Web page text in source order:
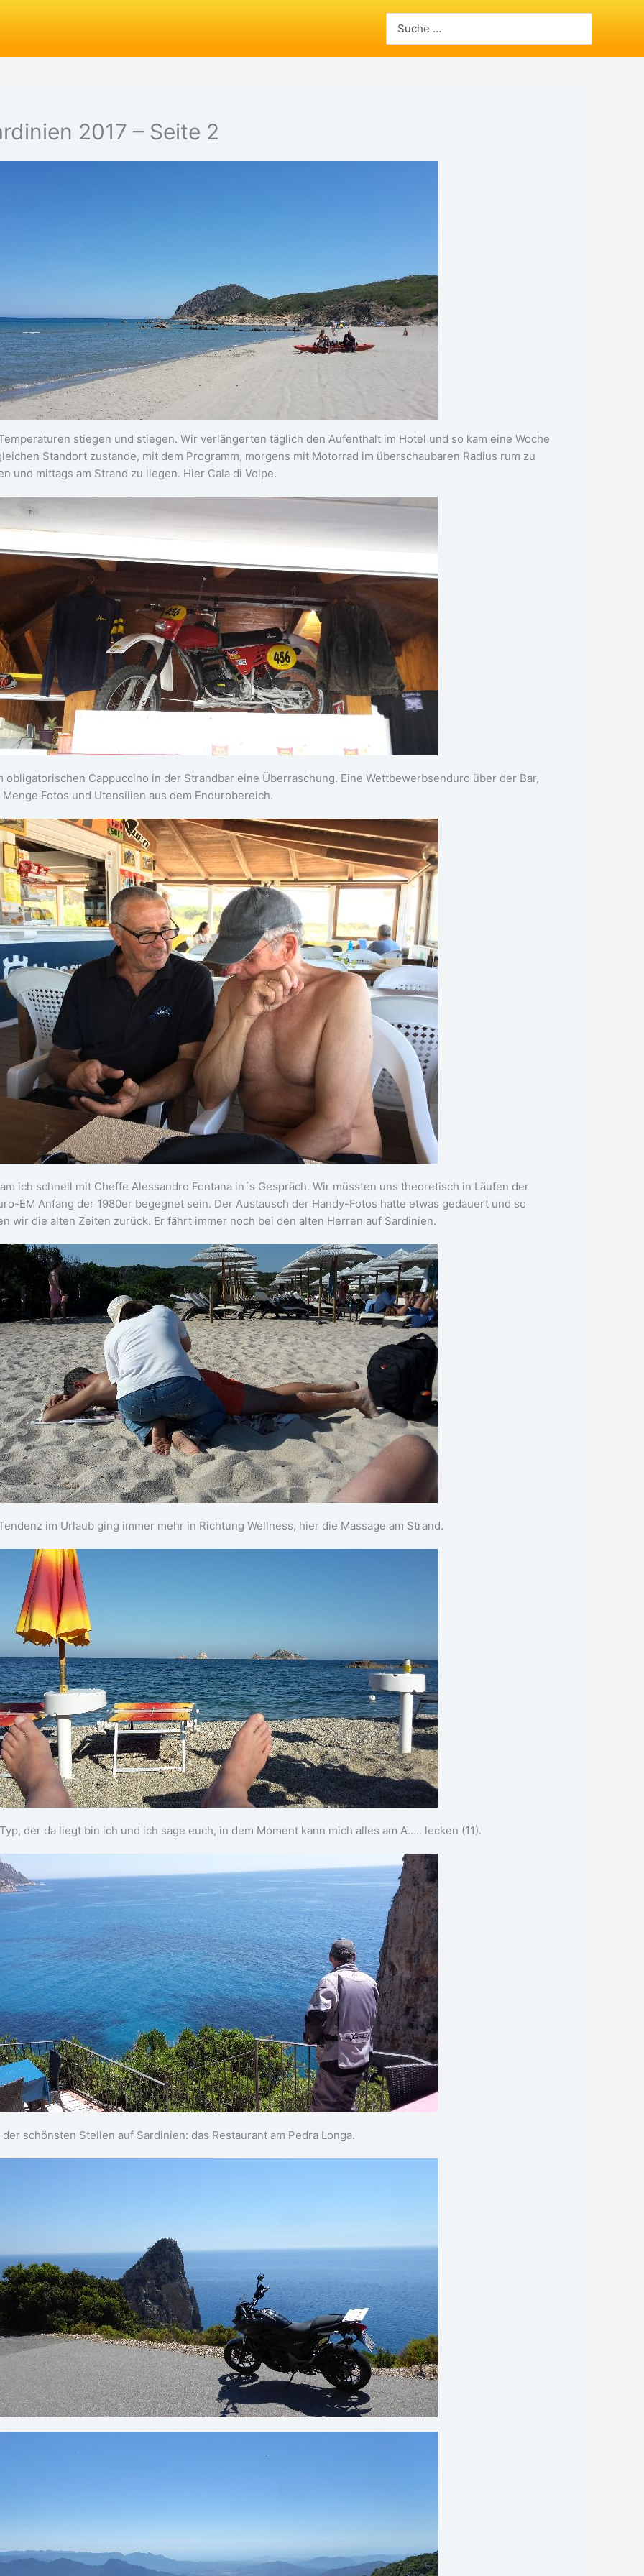
for:
2017 – Seite 2
stiegen und stiegen. Wir verlängerten täglich den Aufenthalt im Hotel und so kam eine Woche
Standort zustande, mit dem Programm, morgens mit Motorrad im überschaubaren Radius rum zu
und mittags am Strand zu liegen. Hier Cala di Volpe.
obligatorischen Cappuccino in der Strandbar eine Überraschung. Eine Wettbewerbsenduro über der Bar,
Fotos und Utensilien aus dem Endurobereich.
ich schnell mit Cheffe Alessandro Fontana in´s Gespräch. Wir müssten uns theoretisch in Läufen der
EM Anfang der 1980er begegnet sein. Der Austausch der Handy-Fotos hatte etwas gedauert und so
wir die alten Zeiten zurück. Er fährt immer noch bei den alten Herren auf Sardinien.
im Urlaub ging immer mehr in Richtung Wellness, hier die Massage am Strand.
der da liegt bin ich und ich sage euch, in dem Moment kann mich alles am A….. lecken (11).
der schönsten Stellen auf Sardinien: das Restaurant am Pedra Longa.